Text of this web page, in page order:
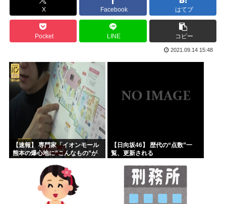
バンダイナムコ決算、プリキュアが前年比大幅減少
財務省のエース、左遷
韓国人「地震で高市早苗ちゃんは北朝鮮の金正恩と比較され完...
山本五十六「明日は真珠湾攻撃か…なんやこれ、デスノート？...
【2019年】 重機の作業員が「なんだこれ」と通報した密...
高市早苗の秘書のガンステージ4はどうなったの？
アメリカ「ヤニねこは黒人をネコ娘にして黒人差別を描いた社...
維新県議、無許可で選挙カーレンタル事業 複数の維新候補が...
韓国人「現在、日本が密かに韓国からパクっているものがこち...
X Facebook はてブ
Pocket LINE コピー
2021.09.14 15:48
【速報】 専門家「イオンモール
熊本の爆心地に”こんなもの”が
【日向坂46】 歴代の“点数”一
覧、更新される